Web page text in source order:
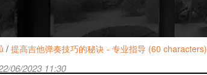
/ 提高吉他弹奏技巧的秘诀 - 专业指导 (60 characters)
06/2023 11:30